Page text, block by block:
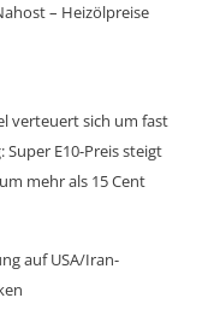
– Heizölpreise
verteuert sich um fast
Super E10-Preis steigt
mehr als 15 Cent
auf USA/Iran-